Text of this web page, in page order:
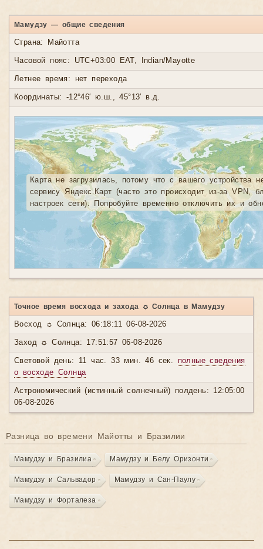
Мамудзу — общие сведения
Страна: Майотта
Часовой пояс: UTC+03:00 EAT, Indian/Mayotte
Летнее время: нет перехода
Координаты: -12°46′ ю.ш., 45°13′ в.д.
Карта не загрузилась, потому что с вашего устройства
сервису Яндекс.Карт (часто это происходит из-за VPN,
настроек сети). Попробуйте временно отключить их и
Точное время восхода и захода ☼ Солнца в Мамудзу
Восход ☼ Солнца: 06:18:11 06-08-2026
Заход ☼ Солнца: 17:51:57 06-08-2026
Световой день: 11 час. 33 мин. 46 сек. полные сведения
о восходе Солнца
Астрономический (истинный солнечный) полдень: 12:05:00
06-08-2026
Разница во времени Майотты и Бразилии
Мамудзу и Бразилиа Мамудзу и Белу Оризонти
Мамудзу и Сальвадор Мамудзу и Сан-Паулу
Мамудзу и Форталеза